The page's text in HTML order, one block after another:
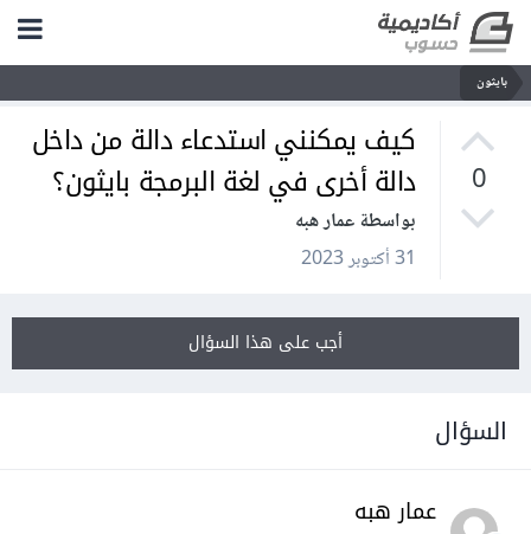
بايثون
0
كيف يمكنني استدعاء دالة من داخل
دالة أخرى في لغة البرمجة بايثون؟
بواسطة عمار هبه
31 أكتوبر 2023
أجب على هذا السؤال
السؤال
عمار هبه